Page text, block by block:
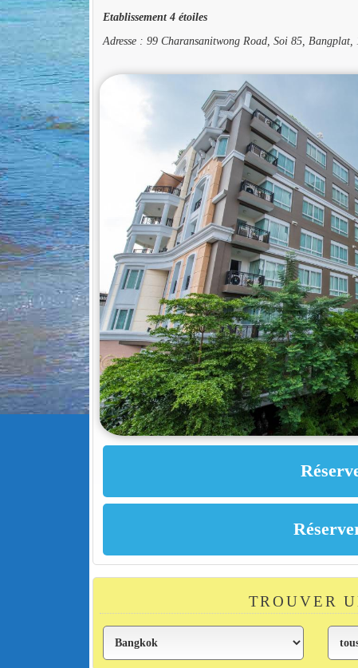
Etablissement 4 étoiles
Adresse : 99 Charansanitwong Road, Soi 85, Bangplat,
TROUVER